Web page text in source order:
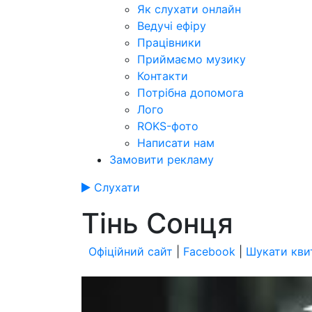
Як слухати онлайн
Ведучі ефіру
Працівники
Приймаємо музику
Контакти
Потрібна допомога
Лого
ROKS-фото
Написати нам
Замовити рекламу
Слухати
Тінь Сонця
Офіційний сайт Facebook Шукати